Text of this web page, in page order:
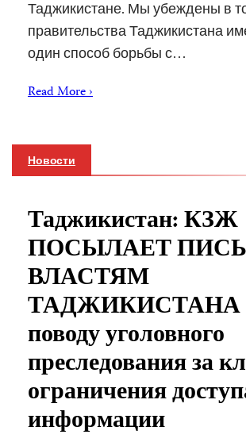
Таджикистане. Мы убеждены в
правительства Таджикистана
один способ борьбы с…
Read More ›
Новости
Таджикистан: КЗЖ
ПОСЫЛАЕТ
ВЛАСТЯМ
ТАДЖИКИСТАНА
поводу уголовного
преследования за
ограничения
информации